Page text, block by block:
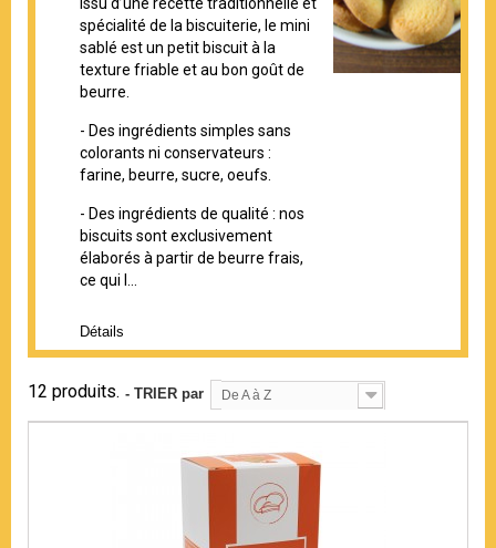
spécialité de la biscuiterie, le mini
sablé est un petit biscuit à la
texture friable et au bon goût de
beurre.
- Des ingrédients simples sans
colorants ni conservateurs :
farine, beurre, sucre, oeufs.
- Des ingrédients de qualité : nos
biscuits sont exclusivement
élaborés à partir de beurre frais,
ce qui l...
Détails
12 produits. - TRIER par De A à Z